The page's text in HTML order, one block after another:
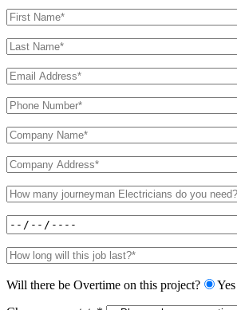
Will there be Overtime on this project? Yes